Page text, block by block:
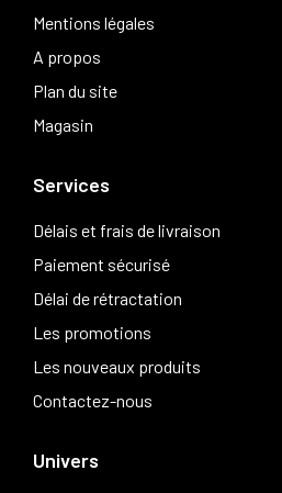
Mentions légales
A propos
Plan du site
Magasin
Services
Délais et frais de livraison
Paiement sécurisé
Délai de rétractation
Les promotions
Les nouveaux produits
Contactez-nous
Univers